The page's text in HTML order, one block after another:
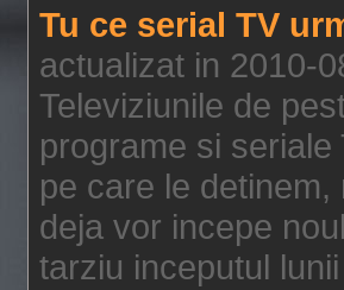
Tu ce serial TV
actualizat in 2010-
Televiziunile de
programe si
pe care le
deja vor incepe
tarziu inceputul